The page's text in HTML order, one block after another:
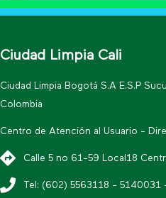
Ciudad Limpia Cali
Ciudad Limpia Bogotá S.A E.S.P
Colombia
Centro de Atención al Usuario -
Calle 5 no 61-59 Local18
Tel: (602) 5563118 -